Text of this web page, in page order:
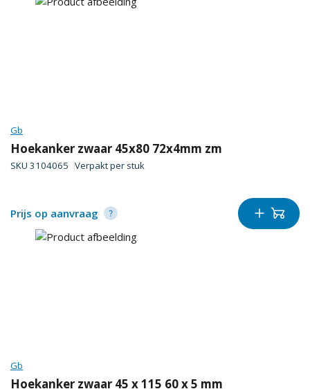
Gb
Hoekanker zwaar 45x80 72x4mm zm
SKU 3104065 Verpakt per stuk
Prijs op aanvraag
Gb
Hoekanker zwaar 45 x 115 60 x 5 mm